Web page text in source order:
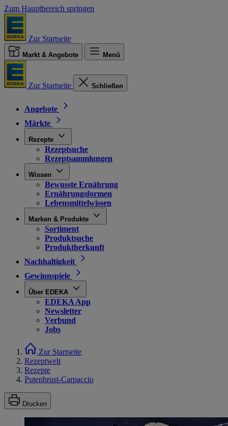
Zum Hauptbereich springen
Zur Startseite
Markt & Angebote Menü
Zur Startseite Schließen
Angebote
Märkte
Rezepte
Rezeptsuche
Rezeptsammlungen
Wissen
Bewusste Ernährung
Ernährungsformen
Lebensmittelwissen
Marken & Produkte
Sortiment
Produktsuche
Produktherkunft
Nachhaltigkeit
Gewinnspiele
Über EDEKA
EDEKA App
Newsletter
Verbund
Jobs
Zur Startseite
Rezeptwelt
Rezepte
Putenbrust-Carpaccio
Drucken